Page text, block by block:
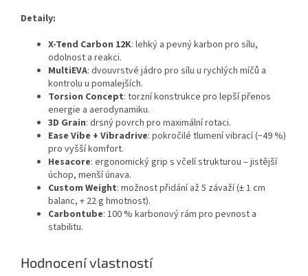
Detaily:
X-Tend Carbon 12K: lehký a pevný karbon pro sílu,
odolnost a reakci.
MultiEVA: dvouvrstvé jádro pro sílu u rychlých míčů a
kontrolu u pomalejších.
Torsion Concept: torzní konstrukce pro lepší přenos
energie a aerodynamiku.
3D Grain: drsný povrch pro maximální rotaci.
Ease Vibe + Vibradrive: pokročilé tlumení vibrací (−49 %)
pro vyšší komfort.
Hesacore: ergonomický grip s včelí strukturou – jistější
úchop, menší únava.
Custom Weight: možnost přidání až 5 závaží (± 1 cm
balanc, + 22 g hmotnost).
Carbontube: 100 % karbonový rám pro pevnost a
stabilitu.
Hodnocení vlastností